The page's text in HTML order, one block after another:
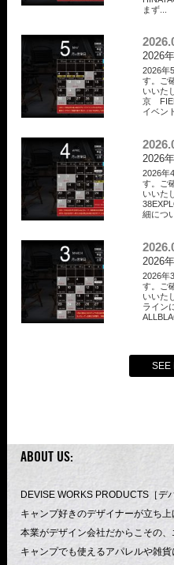
まず...
2026
2026年
す。ご
いいた
京
イベン
2026
2026年
す。ご
いいた
細につ
2026
2026年
す。ご
いいた
ライン
SEE
ABOUT US:
DEVISE WORKS PRODUCTS［デ
キャンプ好きのデザイナーが立ち上
本業がデザイン会社だからこその
キャンプでも使えるアパレルや雑貨